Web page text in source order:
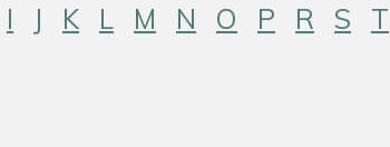
I J K L M N O P R S T